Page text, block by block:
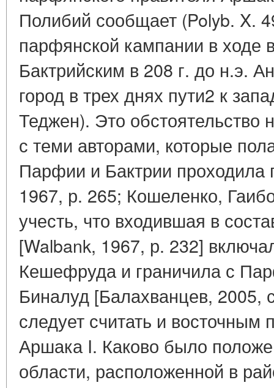
Полибий сообщает (Polyb. X.
парфянской кампании в ходе
Бактрийским в 208 г. до н.э.
город в трех днях пути2 к
Теджен). Это обстоятельство
с теми авторами, которые
Парфии и Бактрии проходила
1967, р. 265; Кошеленко,
учесть, что входившая в
[Walbank, 1967, р. 232]
Кешефруда и граничила с
Биналуд [Балахванцев, 2005,
следует считать и восточным
Аршака I. Каково было
области, расположенной в